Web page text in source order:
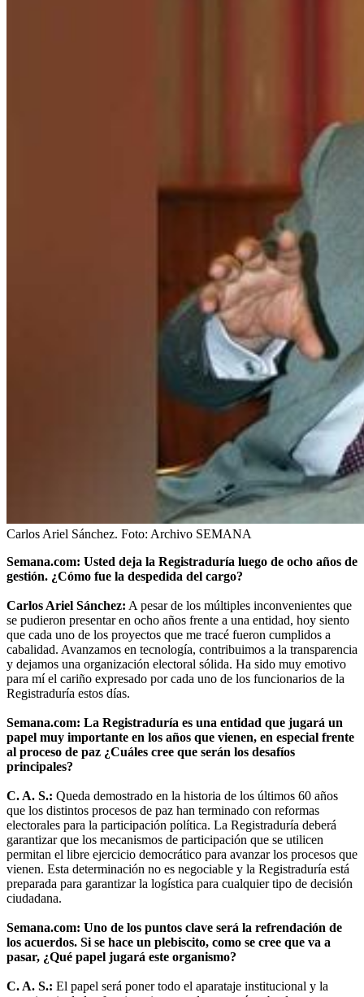
Carlos Ariel Sánchez. Foto: Archivo SEMANA
Semana.com: Usted deja la Registraduría luego de ocho años de
gestión. ¿Cómo fue la despedida del cargo?
Carlos Ariel Sánchez: A pesar de los múltiples inconvenientes que
se pudieron presentar en ocho años frente a una entidad, hoy siento
que cada uno de los proyectos que me tracé fueron cumplidos a
cabalidad. Avanzamos en tecnología, contribuimos a la transparencia
y dejamos una organización electoral sólida. Ha sido muy emotivo
para mí el cariño expresado por cada uno de los funcionarios de la
Registraduría estos días.
Semana.com: La Registraduría es una entidad que jugará un
papel muy importante en los años que vienen, en especial frente
al proceso de paz ¿Cuáles cree que serán los desafíos
principales?
C. A. S.: Queda demostrado en la historia de los últimos 60 años
que los distintos procesos de paz han terminado con reformas
electorales para la participación política. La Registraduría deberá
garantizar que los mecanismos de participación que se utilicen
permitan el libre ejercicio democrático para avanzar los procesos que
vienen. Esta determinación no es negociable y la Registraduría está
preparada para garantizar la logística para cualquier tipo de decisión
ciudadana.
Semana.com: Uno de los puntos clave será la refrendación de
los acuerdos. Si se hace un plebiscito, como se cree que va a
pasar, ¿Qué papel jugará este organismo?
C. A. S.: El papel será poner todo el aparataje institucional y la